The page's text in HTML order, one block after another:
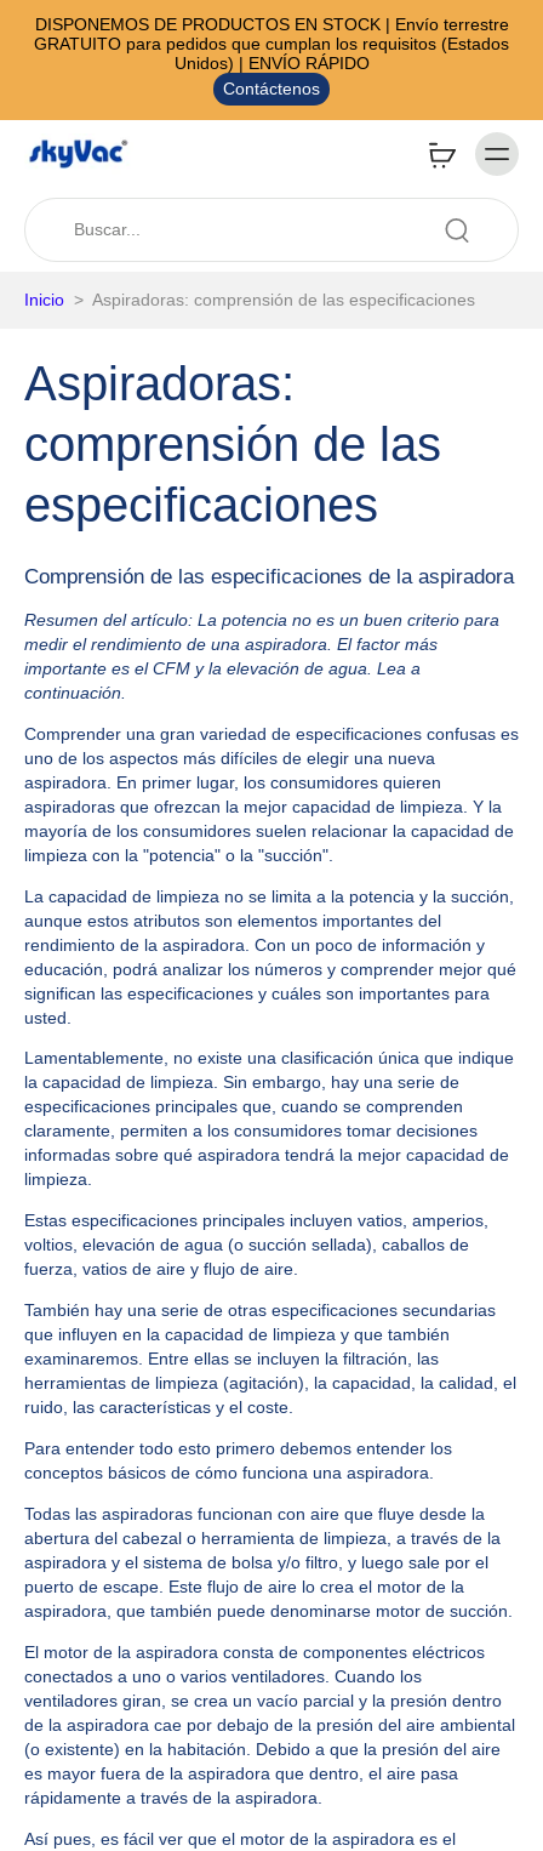
DISPONEMOS DE PRODUCTOS EN STOCK | Envío terrestre
GRATUITO para pedidos que cumplan los requisitos (Estados
Unidos) | ENVÍO RÁPIDO
Contáctenos
Inicio > Aspiradoras: comprensión de las especificaciones
Aspiradoras:
comprensión de las
especificaciones
Comprensión de las especificaciones de la aspiradora
Resumen del artículo: La potencia no es un buen criterio para
medir el rendimiento de una aspiradora. El factor más
importante es el CFM y la elevación de agua. Lea a
continuación.
Comprender una gran variedad de especificaciones confusas es
uno de los aspectos más difíciles de elegir una nueva
aspiradora. En primer lugar, los consumidores quieren
aspiradoras que ofrezcan la mejor capacidad de limpieza. Y la
mayoría de los consumidores suelen relacionar la capacidad de
limpieza con la "potencia" o la "succión".
La capacidad de limpieza no se limita a la potencia y la succión,
aunque estos atributos son elementos importantes del
rendimiento de la aspiradora. Con un poco de información y
educación, podrá analizar los números y comprender mejor qué
significan las especificaciones y cuáles son importantes para
usted.
Lamentablemente, no existe una clasificación única que indique
la capacidad de limpieza. Sin embargo, hay una serie de
especificaciones principales que, cuando se comprenden
claramente, permiten a los consumidores tomar decisiones
informadas sobre qué aspiradora tendrá la mejor capacidad de
limpieza.
Estas especificaciones principales incluyen vatios, amperios,
voltios, elevación de agua (o succión sellada), caballos de
fuerza, vatios de aire y flujo de aire.
También hay una serie de otras especificaciones secundarias
que influyen en la capacidad de limpieza y que también
examinaremos. Entre ellas se incluyen la filtración, las
herramientas de limpieza (agitación), la capacidad, la calidad, el
ruido, las características y el coste.
Para entender todo esto primero debemos entender los
conceptos básicos de cómo funciona una aspiradora.
Todas las aspiradoras funcionan con aire que fluye desde la
abertura del cabezal o herramienta de limpieza, a través de la
aspiradora y el sistema de bolsa y/o filtro, y luego sale por el
puerto de escape. Este flujo de aire lo crea el motor de la
aspiradora, que también puede denominarse motor de succión.
El motor de la aspiradora consta de componentes eléctricos
conectados a uno o varios ventiladores. Cuando los
ventiladores giran, se crea un vacío parcial y la presión dentro
de la aspiradora cae por debajo de la presión del aire ambiental
(o existente) en la habitación. Debido a que la presión del aire
es mayor fuera de la aspiradora que dentro, el aire pasa
rápidamente a través de la aspiradora.
Así pues, es fácil ver que el motor de la aspiradora es el